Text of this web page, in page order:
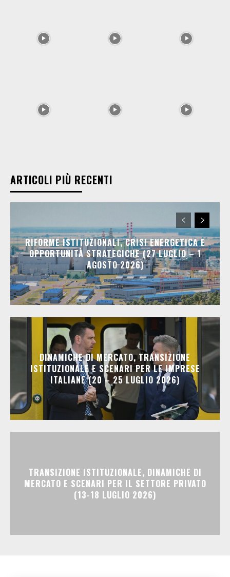
ARTICOLI PIÙ RECENTI
RIFORME ISTITUZIONALI, CRISI ENERGETICA E
OPPORTUNITÀ STRATEGICHE (27 LUGLIO – 1
AGOSTO 2026)
DINAMICHE DI MERCATO, TRANSIZIONE
ISTITUZIONALE E SCENARI PER LE IMPRESE
ITALIANE (20 – 25 LUGLIO 2026)
TRANSIZIONE ISTITUZIONALE, DINAMICHE DI
MERCATO E SCENARI PER IL SETTORE PRIVATO
(13-18 LUGLIO 2026)